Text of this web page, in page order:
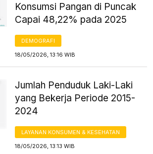
Konsumsi Pangan di Puncak
Capai 48,22% pada 2025
DEMOGRAFI
18/05/2026, 13:16 WIB
Jumlah Penduduk Laki-Laki
yang Bekerja Periode 2015-
2024
LAYANAN KONSUMEN & KESEHATAN
18/05/2026, 13:13 WIB